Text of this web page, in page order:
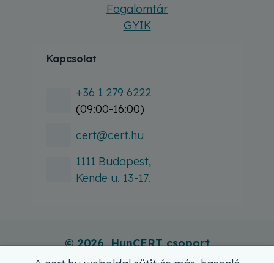
Fogalomtár
GYIK
Kapcsolat
+36 1 279 6222
(09:00-16:00)
cert@cert.hu
1111 Budapest,
Kende u. 13-17.
© 2026, HunCERT csoport